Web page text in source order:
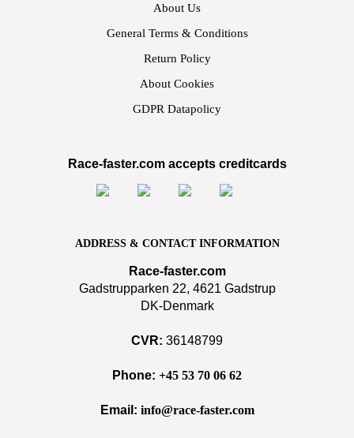
About Us
General Terms & Conditions
Return Policy
About Cookies
GDPR Datapolicy
Race-faster.com accepts creditcards
ADDRESS & CONTACT INFORMATION
Race-faster.com
Gadstrupparken 22, 4621 Gadstrup
DK-Denmark
CVR: 36148799
Phone: +45 53 70 06 62
Email: info@race-faster.com